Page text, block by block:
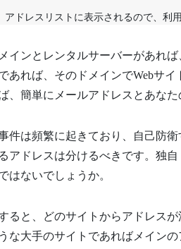
ドレスリストに表示されるので、利
インとレンタルサーバーがあれ
あれば、そのドメインでWebサ
、簡単にメールアドレスとあなた
件は頻繁に起きており、自己防
アドレスは分けるべきです。独
はないでしょうか。
ると、どのサイトからアドレス
な大手のサイトであればメイン